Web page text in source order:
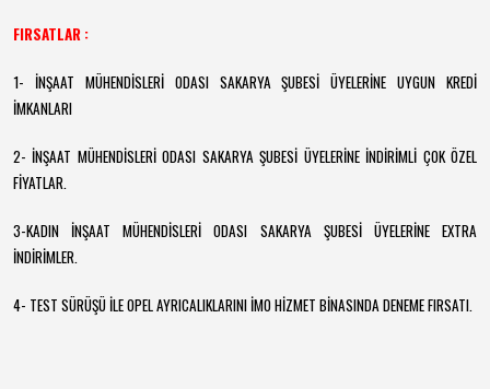
FIRSATLAR :
1- İNŞAAT MÜHENDİSLERİ ODASI SAKARYA ŞUBESİ ÜYELERİNE UYGUN KREDİ
İMKANLARI
2- İNŞAAT MÜHENDİSLERİ ODASI SAKARYA ŞUBESİ ÜYELERİNE İNDİRİMLİ ÇOK ÖZEL
FİYATLAR.
3-KADIN İNŞAAT MÜHENDİSLERİ ODASI SAKARYA ŞUBESİ ÜYELERİNE EXTRA
İNDİRİMLER.
4- TEST SÜRÜŞÜ İLE OPEL AYRICALIKLARINI İMO HİZMET BİNASINDA DENEME FIRSATI.